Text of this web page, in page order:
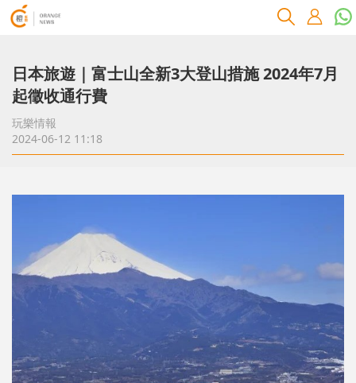
日本旅遊｜富士山全新3大登山措施 2024年7月
起徵收通行費
玩樂情報
2024-06-12 11:18